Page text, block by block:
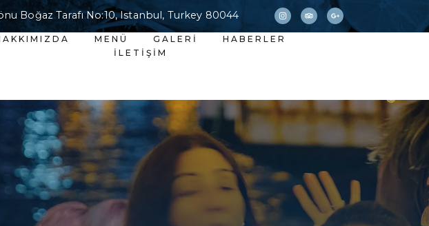
Boğaz Tarafı No:10, Istanbul, Turkey 80044
MENÜ GALERI
HABERLER
İLETIŞIM